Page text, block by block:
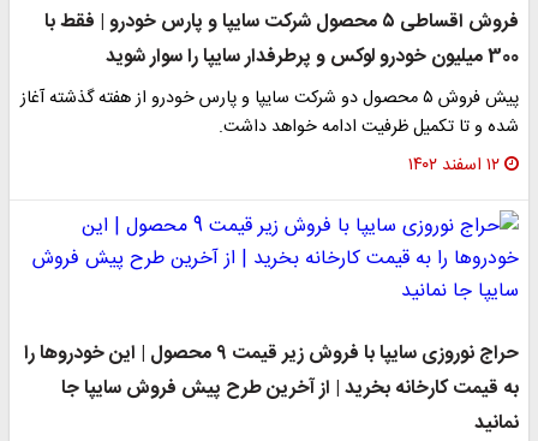
فروش اقساطی ۵ محصول شرکت سایپا و پارس خودرو | فقط با
300 میلیون خودرو لوکس و پرطرفدار سایپا را سوار شوید
پیش فروش ۵ محصول دو شرکت سایپا و پارس خودرو از هفته گذشته آغاز
شده و تا تکمیل ظرفیت ادامه خواهد داشت.
۱۲ اسفند ۱۴۰۲
حراج نوروزی سایپا با فروش زیر قیمت 9 محصول | این خودروها را
به قیمت کارخانه بخرید | از آخرین طرح پیش فروش سایپا جا
نمانید